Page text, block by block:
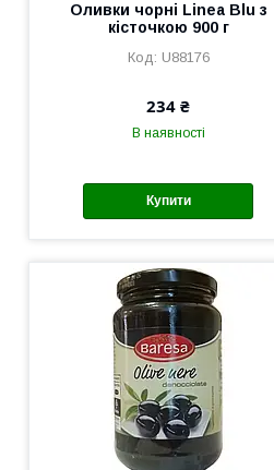
Оливки чорні Linea Blu з
кісточкою 900 г
U88176
234 ₴
В наявності
Купити